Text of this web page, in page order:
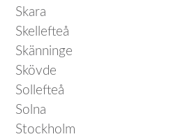
Skara
Skellefteå
Skänninge
Skövde
Sollefteå
Solna
Stockholm